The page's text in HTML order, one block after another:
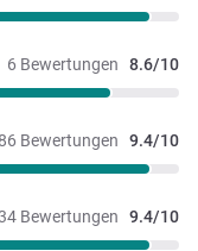
6 Bewertungen 8.6/10
Bewertungen 9.4/10
Bewertungen 9.4/10